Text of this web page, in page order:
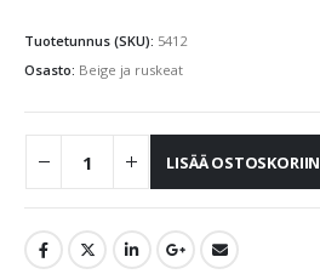
Tuotetunnus (SKU): 5412
Osasto: Beige ja ruskeat
LISÄÄ OSTOSKORIIN